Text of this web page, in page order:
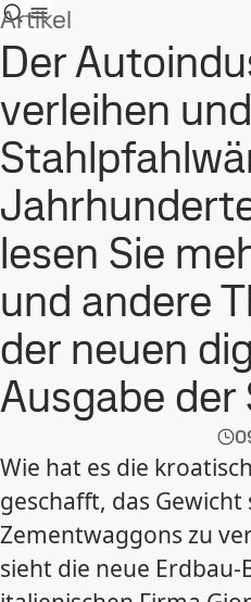
Artikel
Der
verleihen und
lesen Sie
und andere
der neuen
Ausgabe der
Wie hat es die
geschafft, das Gewicht
Zementwaggons zu
sieht die neue